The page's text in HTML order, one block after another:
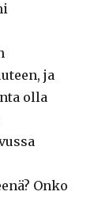
ja
olla
Onko